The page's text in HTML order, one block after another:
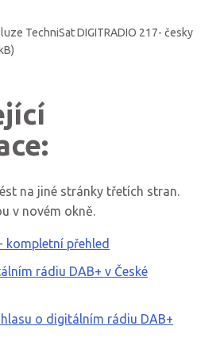
TechniSat DIGITRADIO 217- česky
na jiné stránky třetích stran.
v novém okně.
kompletní přehled
rádiu DAB+ v České
o digitálním rádiu DAB+